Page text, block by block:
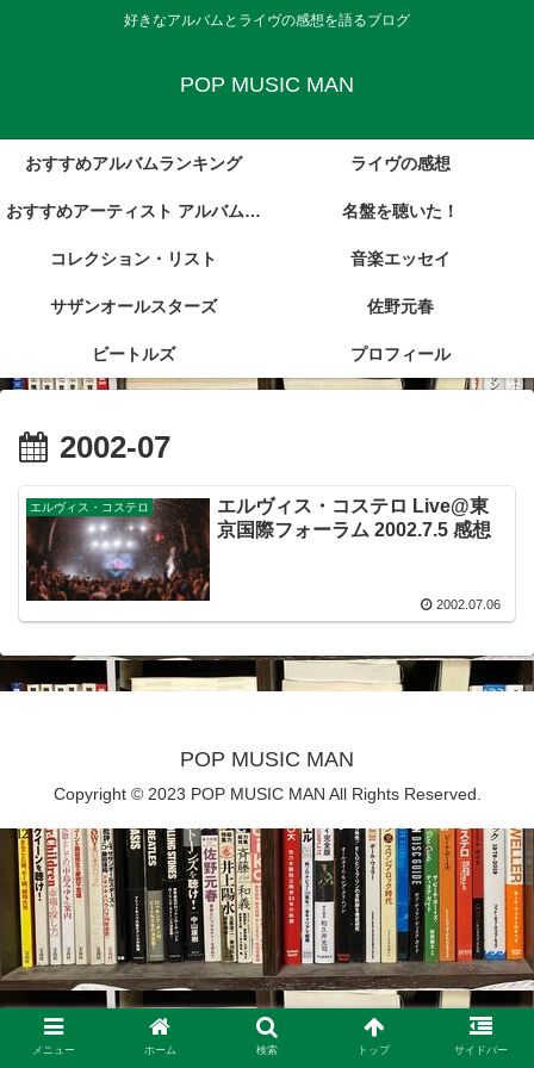
好きなアルバムとライヴの感想を語るブログ
POP MUSIC MAN
おすすめアルバムランキング ライヴの感想
おすすめアーティスト アルバム・
レビュー集
名盤を聴いた！
コレクション・リスト 音楽エッセイ
サザンオールスターズ 佐野元春
ビートルズ プロフィール
2002-07
エルヴィス・コステロ
エルヴィス・コステロ Live@東
京国際フォーラム 2002.7.5 感想
2002.07.06
POP MUSIC MAN
Copyright © 2023 POP MUSIC MAN All Rights Reserved.
メニュー ホーム 検索 トップ サイドバー